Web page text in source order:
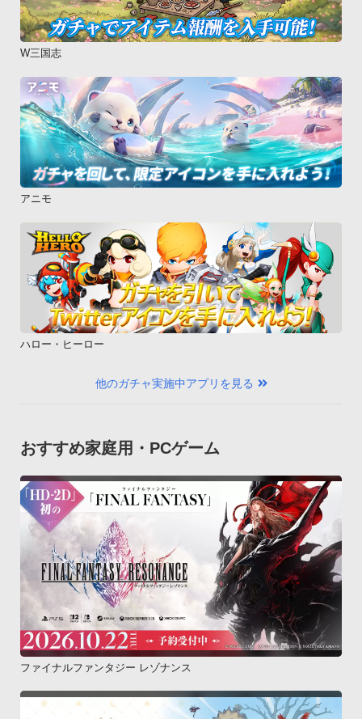
W三国志
アニモ
ハロー・ヒーロー
他のガチャ実施中アプリを見る
おすすめ家庭用・PCゲーム
ファイナルファンタジー レゾナンス